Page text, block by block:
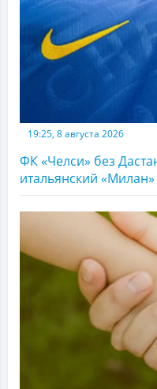
19:25, 8 августа 2026
ФК «Челси» без
итальянский «Милан»